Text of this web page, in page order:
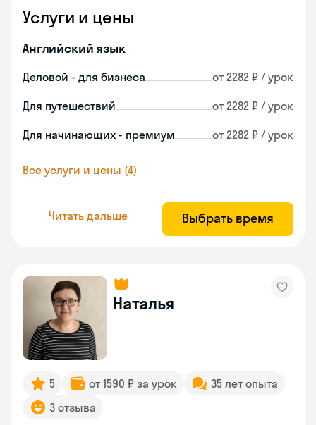
Услуги и цены
Английский язык
Деловой - для бизнеса от 2282 ₽ / урок
Для путешествий от 2282 ₽ / урок
Для начинающих - премиум от 2282 ₽ / урок
Все услуги и цены (4)
Читать дальше Выбрать время
Наталья
5 от 1590 ₽ за урок
35 лет опыта
3 отзыва